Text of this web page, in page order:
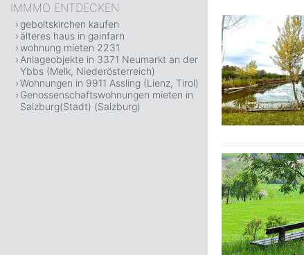
IMMMO ENTDECKEN
geboltskirchen kaufen
älteres haus in gainfarn
wohnung mieten 2231
Anlageobjekte in 3371 Neumarkt an der
Ybbs (Melk, Niederösterreich)
Wohnungen in 9911 Assling (Lienz, Tirol)
Genossenschaftswohnungen mieten in
Salzburg(Stadt) (Salzburg)